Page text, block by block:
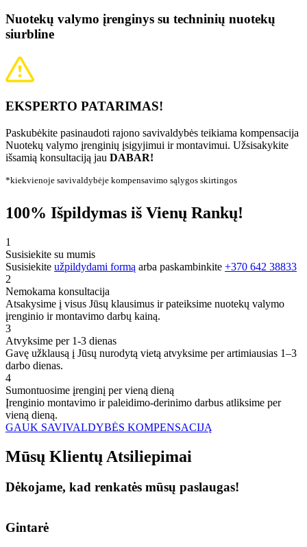
Nuotekų valymo įrenginys su techninių nuotekų
siurbline
EKSPERTO PATARIMAS!
Paskubėkite pasinaudoti rajono savivaldybės teikiama kompensacija
Nuotekų valymo įrenginių įsigyjimui ir montavimui. Užsisakykite
išsamią konsultaciją jau DABAR!
*kiekvienoje savivaldybėje kompensavimo sąlygos skirtingos
100% Išpildymas iš Vienų Rankų!
1
Susisiekite su mumis
Susisiekite užpildydami formą arba paskambinkite +370 642 38833
2
Nemokama konsultacija
Atsakysime į visus Jūsų klausimus ir pateiksime nuotekų valymo
įrenginio ir montavimo darbų kainą.
3
Atvyksime per 1-3 dienas
Gavę užklausą į Jūsų nurodytą vietą atvyksime per artimiausias 1–3
darbo dienas.
4
Sumontuosime įrenginį per vieną dieną
Įrenginio montavimo ir paleidimo-derinimo darbus atliksime per
vieną dieną.
GAUK SAVIVALDYBĖS KOMPENSACIJĄ
Mūsų Klientų Atsiliepimai
Dėkojame, kad renkatės mūsų paslaugas!
Gintarė